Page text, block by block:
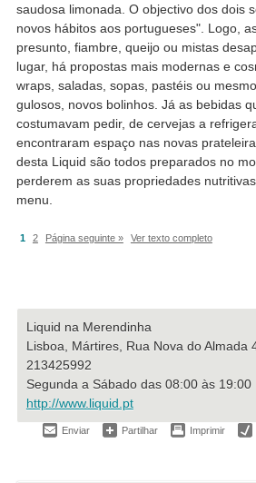
saudosa limonada. O objectivo dos dois
novos hábitos aos portugueses". Logo,
presunto, fiambre, queijo ou mistas
lugar, há propostas mais modernas e
wraps, saladas, sopas, pastéis ou
gulosos, novos bolinhos. Já as bebidas
costumavam pedir, de cervejas a
encontraram espaço nas novas
desta Liquid são todos preparados no
perderem as suas propriedades
menu.
1 2 Página seguinte » Ver texto completo
Liquid na Merendinha
Lisboa, Mártires, Rua Nova do Almada
213425992
Segunda a Sábado das 08:00 às 19:00
http://www.liquid.pt
Enviar Partilhar Imprimir